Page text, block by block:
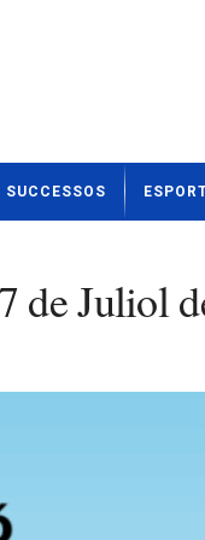
SUCCESSOS
de Juliol